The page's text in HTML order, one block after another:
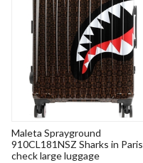
Maleta Sprayground
910CL181NSZ Sharks in Paris
check large luggage